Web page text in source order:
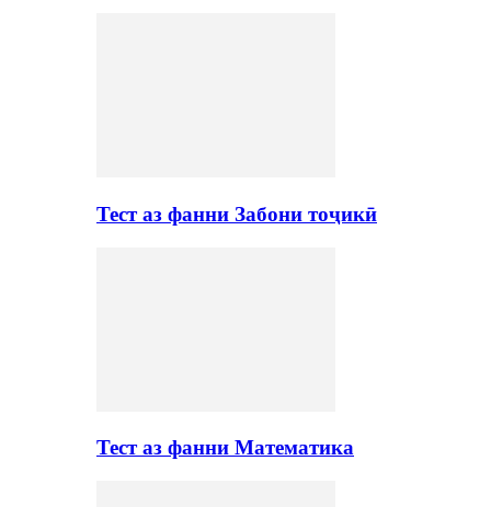
Тест аз фанни Забони тоҷикӣ
Тест аз фанни Математика